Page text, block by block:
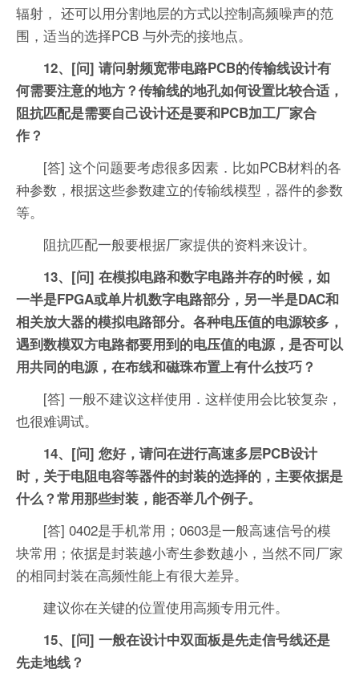
辐射， 还可以用分割地层的方式以控制高频噪声的范
围，适当的选择PCB 与外壳的接地点。
12、[问] 请问射频宽带电路PCB的传输线设计有
何需要注意的地方？传输线的地孔如何设置比较合适，
阻抗匹配是需要自己设计还是要和PCB加工厂家合
作？
[答] 这个问题要考虑很多因素．比如PCB材料的各
种参数，根据这些参数建立的传输线模型，器件的参数
等。
阻抗匹配一般要根据厂家提供的资料来设计。
13、[问] 在模拟电路和数字电路并存的时候，如
一半是FPGA或单片机数字电路部分，另一半是DAC和
相关放大器的模拟电路部分。各种电压值的电源较多，
遇到数模双方电路都要用到的电压值的电源，是否可以
用共同的电源，在布线和磁珠布置上有什么技巧？
[答] 一般不建议这样使用．这样使用会比较复杂，
也很难调试。
14、[问] 您好，请问在进行高速多层PCB设计
时，关于电阻电容等器件的封装的选择的，主要依据是
什么？常用那些封装，能否举几个例子。
[答] 0402是手机常用；0603是一般高速信号的模
块常用；依据是封装越小寄生参数越小，当然不同厂家
的相同封装在高频性能上有很大差异。
建议你在关键的位置使用高频专用元件。
15、[问] 一般在设计中双面板是先走信号线还是
先走地线？